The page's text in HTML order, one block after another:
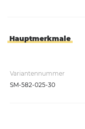
18L
Hauptmerkmale
Variantennummer
SM-582-025-30